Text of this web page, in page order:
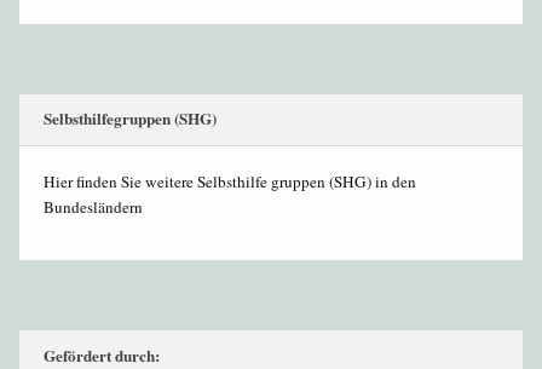
Selbsthilfegruppen (SHG)
Hier finden Sie weitere Selbsthilfe gruppen (SHG) in den
Bundesländern
Gefördert durch: